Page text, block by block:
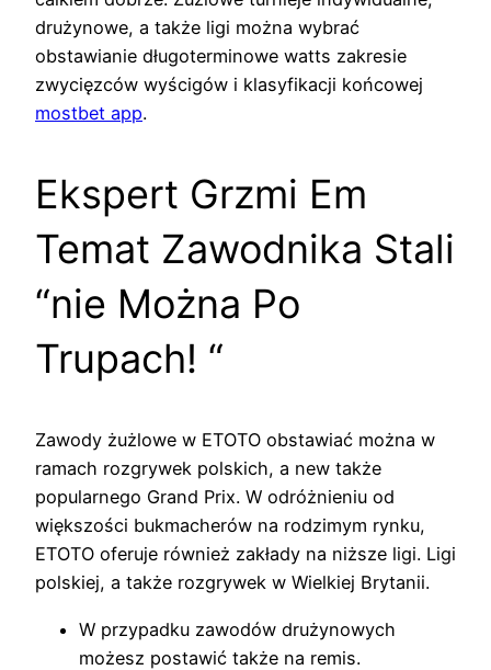
drużynowe, a także ligi można wybrać
obstawianie długoterminowe watts zakresie
zwycięzców wyścigów i klasyfikacji końcowej
mostbet app.
Ekspert Grzmi Em
Temat Zawodnika Stali
“nie Można Po
Trupach! “
Zawody żużlowe w ETOTO obstawiać można w
ramach rozgrywek polskich, a new także
popularnego Grand Prix. W odróżnieniu od
większości bukmacherów na rodzimym rynku,
ETOTO oferuje również zakłady na niższe ligi. Ligi
polskiej, a także rozgrywek w Wielkiej Brytanii.
W przypadku zawodów drużynowych
możesz postawić także na remis.